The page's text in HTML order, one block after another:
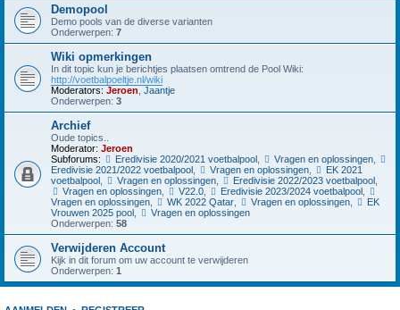
Demopool
Demo pools van de diverse varianten
Onderwerpen: 7
Wiki opmerkingen
In dit topic kun je berichtjes plaatsen omtrend de Pool Wiki:
http://voetbalpoeltje.nl/wiki
Moderators: Jeroen Jaantje
Onderwerpen: 3
Archief
Oude topics..
Moderator: Jeroen
Subforums:
Eredivisie 2020/2021 voetbalpool, Vragen en oplossingen,
Eredivisie 2021/2022 voetbalpool
Vragen en oplossingen,
EK 2021
voetbalpool
Vragen en oplossingen, Eredivisie 2022/2023 voetbalpool,
Vragen en oplossingen, V22.0, Eredivisie 2023/2024 voetbalpool,
Vragen en oplossingen
WK 2022 Qatar, Vragen en oplossingen,
EK
Vrouwen 2025 pool
Vragen en oplossingen
Onderwerpen: 58
Verwijderen Account
Kijk in dit forum om uw account te verwijderen
Onderwerpen: 1